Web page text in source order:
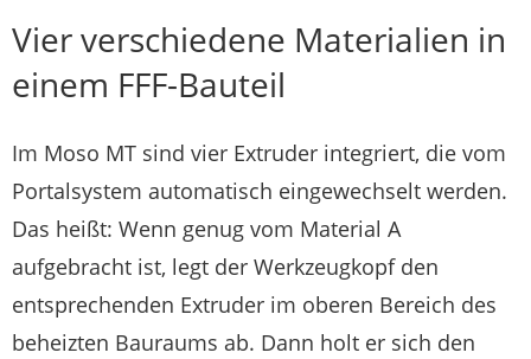
Vier verschiedene Materialien in
einem FFF-Bauteil
Im Moso MT sind vier Extruder integriert, die vom
Portalsystem automatisch eingewechselt werden.
Das heißt: Wenn genug vom Material A
aufgebracht ist, legt der Werkzeugkopf den
entsprechenden Extruder im oberen Bereich des
beheizten Bauraums ab. Dann holt er sich den